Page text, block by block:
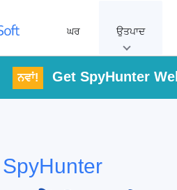
ਘਰ ਉਤਪਾਦ
ਨਵਾਂ! Get SpyHunter